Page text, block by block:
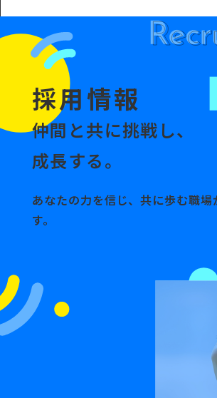
採用情報
仲間と共に挑戦し、
成長する。
あなたの力を信じ、共に歩む職場
す。